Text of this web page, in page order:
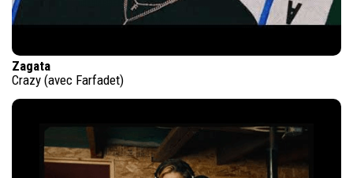
Zagata
Crazy (avec Farfadet)